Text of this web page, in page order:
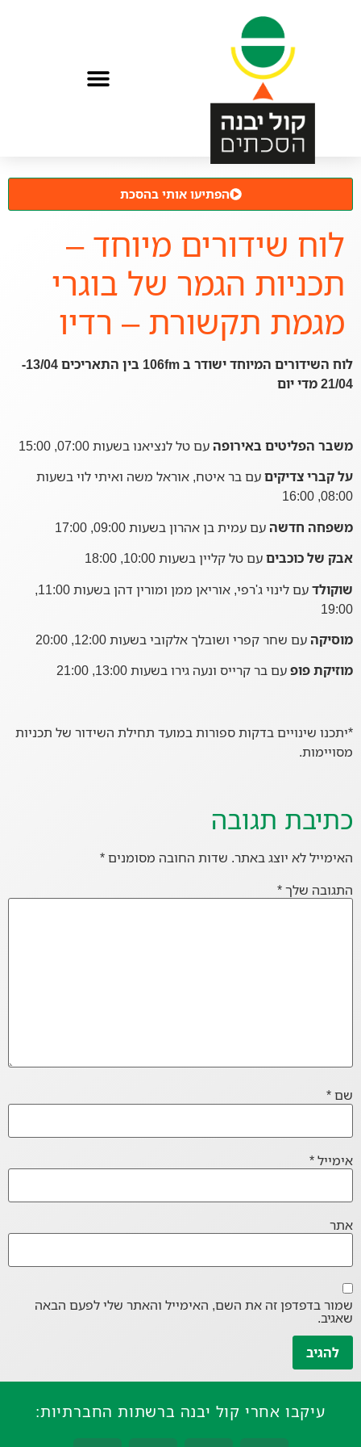
הפתיעו אותי בהסכת
לוח שידורים מיוחד –
תכניות הגמר של בוגרי
מגמת תקשורת – רדיו
לוח השידורים המיוחד ישודר ב 106fm בין התאריכים 13/04-
21/04 מדי יום
משבר הפליטים באירופהעם טל לנציאנו בשעות 07:00, 15:00
על קברי צדיקיםעם בר איטח, אוראל משה ואיתי לוי בשעות
08:00, 16:00
משפחה חדשהעם עמית בן אהרון בשעות 09:00, 17:00
אבק של כוכביםעם טל קליין בשעות 10:00, 18:00
שוקולד
עם לינוי ג'רפי, אוריאן ממן ומורין דהן בשעות 11:00,
19:00
מוסיקה עם שחר קפרי ושובלך אלקובי בשעות 12:00, 20:00
מוזיקת פופעם בר קרייס ונעה גירו בשעות 13:00, 21:00
*יתכנו שינויים בדקות ספורות במועד תחילת השידור של תכניות
מסויימות.
כתיבת תגובה
האימייל לא יוצג באתר. שדות החובה מסומנים*
התגובה שלך*
שם*
אימייל*
אתר
שמור בדפדפן זה את השם, האימייל והאתר שלי לפעם הבאה
שאגיב.
עיקבו אחרי קול יבנה ברשתות החברתיות: